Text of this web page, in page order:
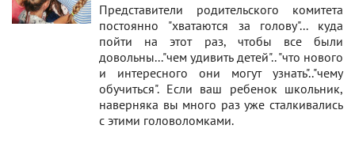
Представители родительского комитета
постоянно "хватаются за голову"... куда
пойти на этот раз, чтобы все были
довольны..."чем удивить детей".. "что нового
и интересного они могут узнать".."чему
обучиться". Если ваш ребенок школьник,
наверняка вы много раз уже сталкивались
с этими головоломками.